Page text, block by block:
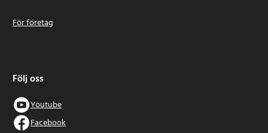
För företag
Följ oss
Youtube
Facebook